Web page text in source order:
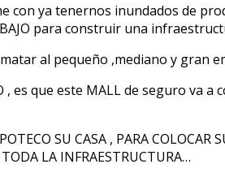
con ya tenernos inundados de
para construir una
al pequeño ,mediano y gran
, es que este MALL de seguro va a
SU CASA , PARA
LA INFRAESTRUCTURA…